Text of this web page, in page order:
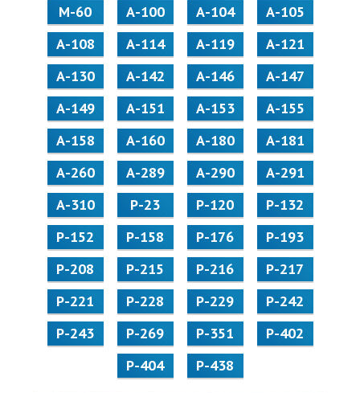
M-60
А-100 А-104
А-105
А-108
А-114 А-119
А-121
А-130
А-142 А-146
А-147
А-149
А-151 А-153
А-155
А-158
А-160 А-180
А-181
А-260
А-289 А-290
А-291
А-310
Р-23 Р-120
Р-132
Р-152
Р-158 Р-176
Р-193
Р-208
Р-215 Р-216
Р-217
Р-221
Р-228 Р-229
Р-242
Р-243
Р-269 Р-351
Р-402
Р-404
Р-438